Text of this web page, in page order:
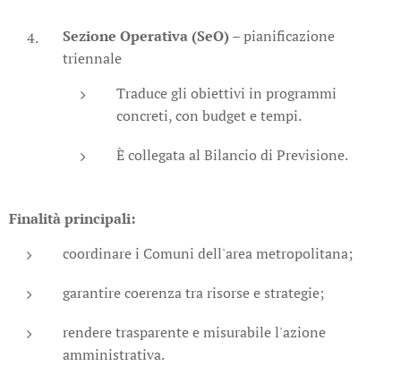
Sezione Operativa (SeO)– pianificazione
triennale
Traduce gli obiettivi in programmi
concreti, con budget e tempi.
È collegata al Bilancio di Previsione.
Finalità principali:
coordinare i Comuni dell'area metropolitana;
garantire coerenza tra risorse e strategie;
rendere trasparente e misurabile l'azione
amministrativa.